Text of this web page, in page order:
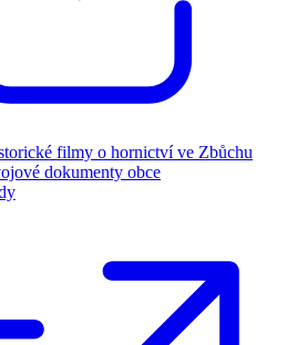
filmy o hornictví ve Zbůchu
dokumenty obce